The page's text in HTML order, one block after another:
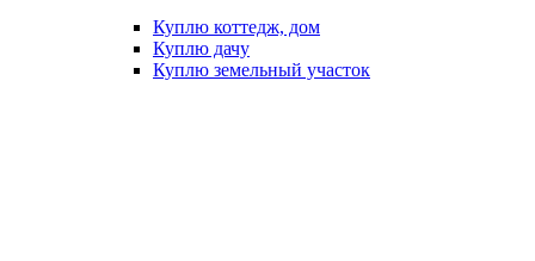
Куплю коттедж, дом
Куплю дачу
Куплю земельный участок